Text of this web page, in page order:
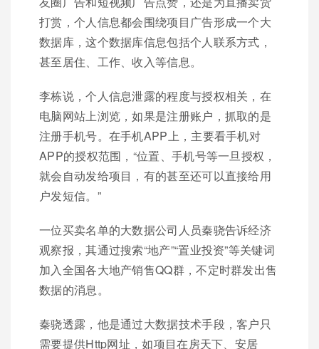
打赏，个人信息都会围绕项目广告形成一个大
数据库，这个数据库信息包括个人联系方式，
甚至居住、工作、收入等信息。
李栋说，个人信息泄露的程度与授权相关，在
电脑网站上浏览，如果是注册账户，抓取的是
注册手机号。在手机APP上，主要看手机对
APP的授权范围，“位置、手机号等一旦授权，
就会自动发给项目，有的甚至还可以直接给用
户发短信。”
一位买卖名单的大数据公司人员秦骁告诉经济
观察报，其通过搜索“地产”“置业投资”等关键词
加入全国各大地产销售QQ群，不定时群发出售
数据的消息。
秦骁透露，他是通过大数据技术手段，客户只
需要提供Http网址，如项目在房天下、安居